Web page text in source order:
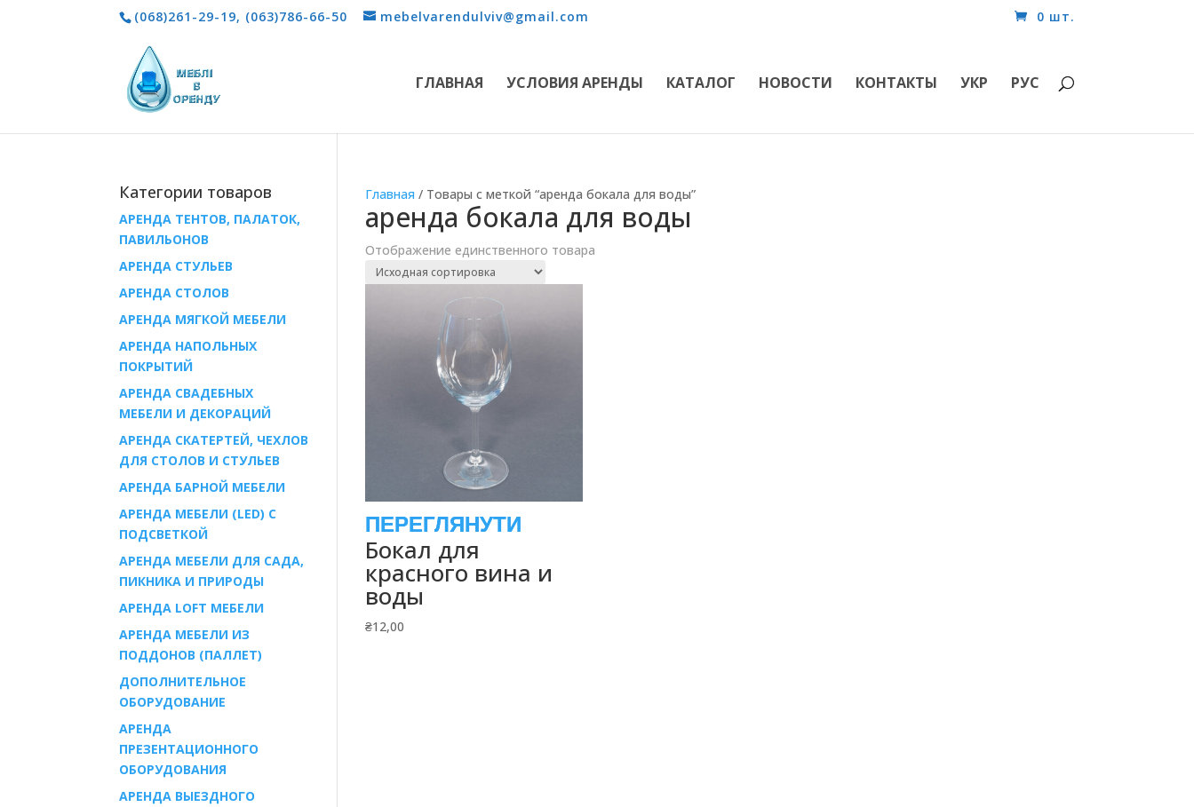
(068)261-29-19, (063)786-66-50 mebelvarendulviv@gmail.com 0 шт.
ГЛАВНАЯ УСЛОВИЯ АРЕНДЫ КАТАЛОГ НОВОСТИ КОНТАКТЫ УКР РУС
Главная / Товары с меткой “аренда бокала для воды”
аренда бокала для воды
Отображение единственного товара
Бокал для
красного вина и
воды
₴12,00
Категории товаров
АРЕНДА ТЕНТОВ, ПАЛАТОК,
ПАВИЛЬОНОВ
AРЕНДА СТУЛЬЕВ
AРЕНДА СТОЛОВ
АРЕНДА МЯГКОЙ МЕБЕЛИ
АРЕНДА НАПОЛЬНЫХ
ПОКРЫТИЙ
АРЕНДА СВАДЕБНЫХ
МЕБЕЛИ И ДЕКОРАЦИЙ
АРЕНДА СКАТЕРТЕЙ, ЧЕХЛОВ
ДЛЯ СТОЛОВ И СТУЛЬЕВ
АРЕНДА БАРНОЙ МЕБЕЛИ
АРЕНДА МЕБЕЛИ (LED) С
ПОДСВЕТКОЙ
АРЕНДА МЕБЕЛИ ДЛЯ САДА,
ПИКНИКА И ПРИРОДЫ
АРЕНДА LOFT МЕБЕЛИ
АРЕНДА МЕБЕЛИ ИЗ
ПОДДОНОВ (ПАЛЛЕТ)
ДОПОЛНИТЕЛЬНОЕ
ОБОРУДОВАНИЕ
АРЕНДА
ПРЕЗЕНТАЦИОННОГО
ОБОРУДОВАНИЯ
АРЕНДА ВЫЕЗДНОГО